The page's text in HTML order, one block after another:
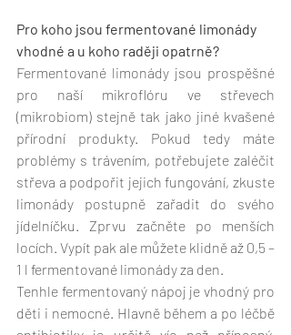
Pro koho jsou fermentované limonády
vhodné a u koho raději opatrně?
Fermentované limonády jsou prospěšné
pro naší mikroflóru ve střevech
(mikrobiom) stejně tak jako jiné kvašené
přírodní produkty. Pokud tedy máte
problémy s trávením, potřebujete zaléčit
střeva a podpořit jejich fungování, zkuste
limonády postupně zařadit do svého
jídelníčku. Zprvu začněte po menších
locích. Vypít pak ale můžete klidně až 0,5 –
1 l fermentované limonády za den.
Tenhle fermentovaný nápoj je vhodný pro
děti i nemocné. Hlavně během a po léčbě